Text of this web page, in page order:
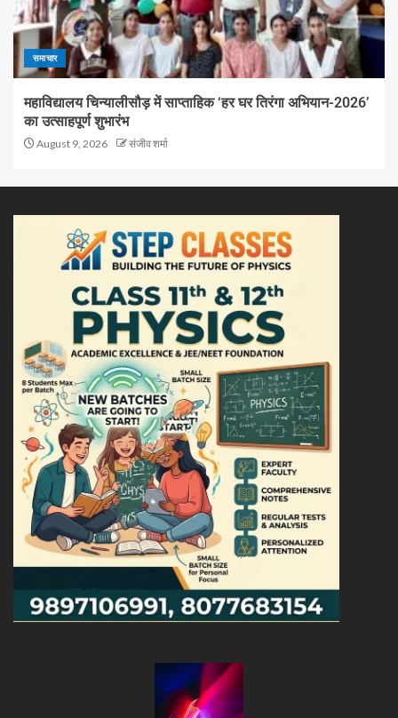
समाचार
महाविद्यालय चिन्यालीसौड़ में साप्ताहिक ‘हर घर तिरंगा अभियान-2026’
का उत्साहपूर्ण शुभारंभ
August 9, 2026 संजीव शर्मा